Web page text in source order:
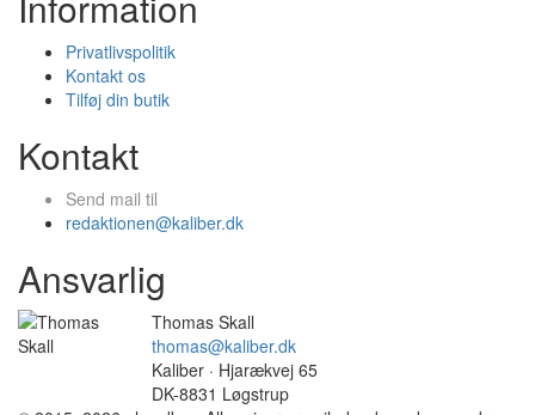
Privatlivspolitik
Kontakt os
Tilføj din butik
Kontakt
Send mail til
redaktionen@kaliber.dk
Ansvarlig
Thomas Skall
thomas@kaliber.dk
Kaliber · Hjarækvej 65
DK-8831 Løgstrup